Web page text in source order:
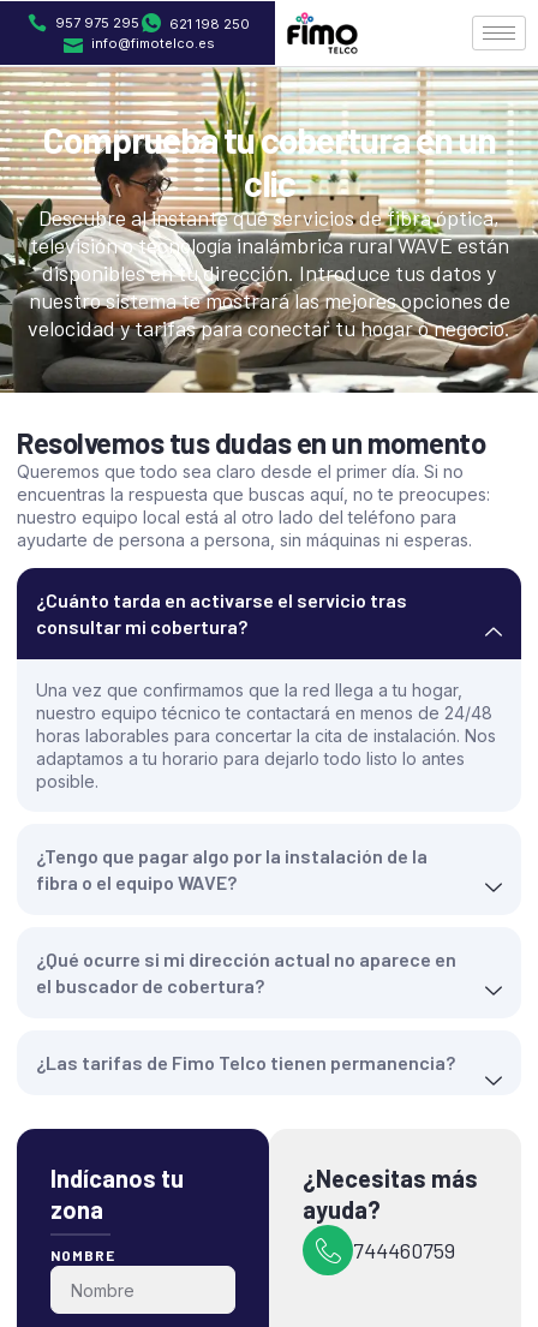
957 975 295
621 198 250
info@fimotelco.es
Comprueba tu cobertura en un
clic
Descubre al instante qué servicios de fibra óptica,
televisión o tecnología inalámbrica rural WAVE están
disponibles en tu dirección. Introduce tus datos y
nuestro sistema te mostrará las mejores opciones de
velocidad y tarifas para conectar tu hogar o negocio.
Indícanos tu
zona
NOMBRE
¿Necesitas más
ayuda?
744460759
Resolvemos tus dudas en un momento
Queremos que todo sea claro desde el primer día. Si no
encuentras la respuesta que buscas aquí, no te preocupes:
nuestro equipo local está al otro lado del teléfono para
ayudarte de persona a persona, sin máquinas ni esperas.
¿Cuánto tarda en activarse el servicio tras
consultar mi cobertura?
Una vez que confirmamos que la red llega a tu hogar,
nuestro equipo técnico te contactará en menos de 24/48
horas laborables para concertar la cita de instalación. Nos
adaptamos a tu horario para dejarlo todo listo lo antes
posible.
¿Tengo que pagar algo por la instalación de la
fibra o el equipo WAVE?
¿Qué ocurre si mi dirección actual no aparece en
el buscador de cobertura?
¿Las tarifas de Fimo Telco tienen permanencia?